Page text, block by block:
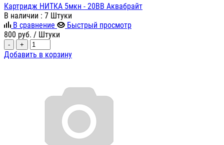
Картридж НИТКА 5мкн - 20ВВ Аквабрайт
В наличии : 7 Штуки
В сравнение
Быстрый просмотр
800 руб. / Штуки
- +
Добавить в корзину